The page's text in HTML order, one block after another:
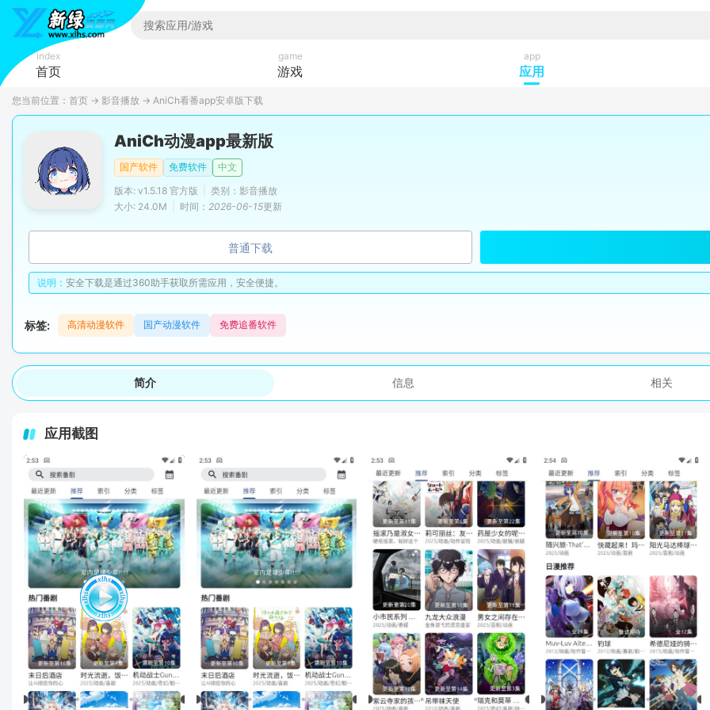
index
首页
game
游戏
app
应用
您当前位置： 首页 → 影音播放 → AniCh看番app安卓版下载
AniCh动漫app最新版
国产软件 免费软件
中文
版本: v1.5.18 官方版
类别：影音播放
大小: 24.0M
时间： 2026-06-15更新
普通下载
说明： 安全下载是通过360助手获取所需应用，安全便捷。
标签: 高清动漫软件 国产动漫软件 免费追番软件
简介 信息 相关
应用截图